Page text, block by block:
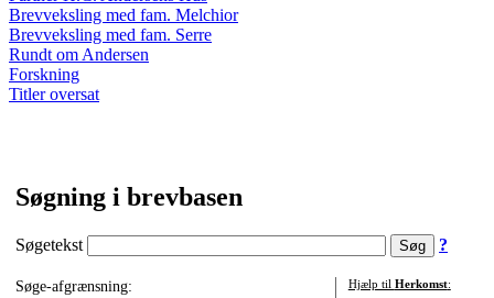
Brevveksling med fam. Melchior
Brevveksling med fam. Serre
Rundt om Andersen
Forskning
Titler oversat
Søgning i brevbasen
Søgetekst ?
Søge-afgrænsning:
Hjælp til Herkomst: